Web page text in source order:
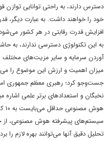
دسترس دارند، به راحتی توانایی توازن
خود را خواهند داشت. به عبارت
افزایش قدرت رقابتی در هر کشور
به این تکنولوژی دسترسی ندارند، به
آوردن سرمایه و سایر مزیت‌های
میزان اهمیت و ارزش این موضوع را
جست‌وجو کرد؛ رهبری معظم جمهوری
نخبگان و استعدادهای برتر علمی اشاره
سیستم‌های پیشرفته هوش مصنوعی، از
تحلیل دقیق آنها می‌توانند بهره لازم